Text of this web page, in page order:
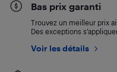
Bas prix garanti
Trouvez un meilleur prix
Des exceptions
Voir les détails